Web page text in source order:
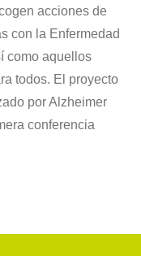
acciones de
con la Enfermedad
como aquellos
todos. El proyecto
por Alzheimer
conferencia